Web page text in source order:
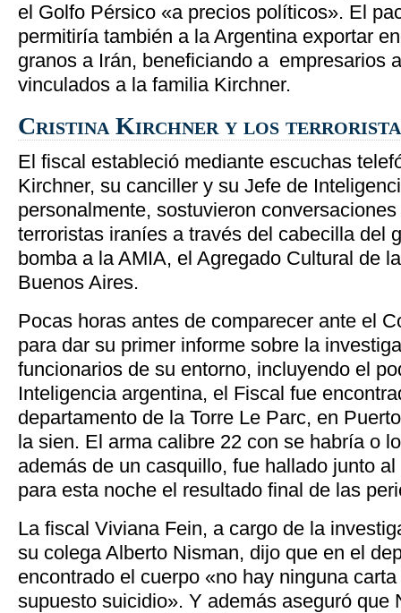
el Golfo Pérsico «a precios políticos». El
permitiría también a la Argentina exportar
granos a Irán, beneficiando a empresarios
vinculados a la familia Kirchner.
Cristina Kirchner y los
El fiscal estableció mediante escuchas
Kirchner, su canciller y su Jefe de
personalmente, sostuvieron
terroristas iraníes a través del cabecilla del
bomba a la AMIA, el Agregado Cultural de
Buenos Aires.
Pocas horas antes de comparecer ante el
para dar su primer informe sobre la
funcionarios de su entorno, incluyendo el
Inteligencia argentina, el Fiscal fue
departamento de la Torre Le Parc, en
la sien. El arma calibre 22 con se habría o
además de un casquillo, fue hallado junto
para esta noche el resultado final de las
La fiscal Viviana Fein, a cargo de la
su colega Alberto Nisman, dijo que en el
encontrado el cuerpo «no hay ninguna
supuesto suicidio». Y además aseguró que